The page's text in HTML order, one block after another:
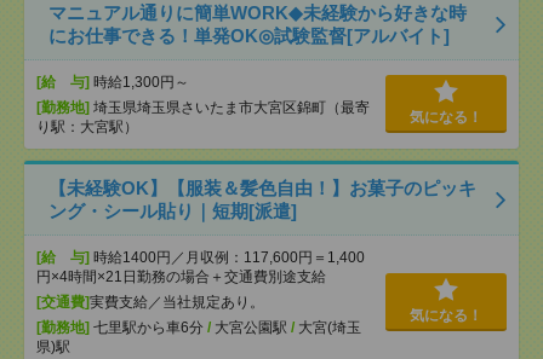
マニュアル通りに簡単WORK◆未経験から好きな時
にお仕事できる！単発OK◎試験監督[アルバイト]
[給 与] 時給1,300円～
[勤務地] 埼玉県埼玉県さいたま市大宮区錦町（最寄
り駅：大宮駅）
気になる！
【未経験OK】【服装＆髪色自由！】お菓子のピッキ
ング・シール貼り｜短期[派遣]
[給 与] 時給1400円／月収例：117,600円＝1,400
円×4時間×21日勤務の場合＋交通費別途支給
[交通費]実費支給／当社規定あり。
[勤務地] 七里駅から車6分 / 大宮公園駅 / 大宮(埼玉
県)駅
気になる！